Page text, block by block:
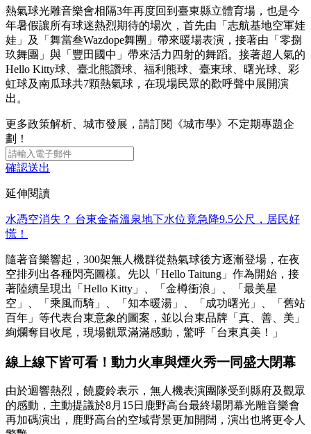
熱氣球光雕音樂會相隔3年再度回到臺東縣立體育場，也是今
年暑假讓所有球迷熱烈期待的場次，首先由「志航基地空軍娃
娃」及「舞當叁Wazdope舞團」帶來暖場表演，接著由「零捌
玖舞團」與「豐田國中」帶來活力四射的舞蹈。接著超人氣的
Hello Kitty球、臺北熊讚球、福利熊球、臺東球、曙光球、彩
虹球及南瓜球共7顆熱氣球，在現場民眾的歡呼聲中展開演
出。
更多政策解析、城市發展，請訂閱《城市學》不定期專題企
劃！
確認送出
延伸閱讀
水憑空消失？ 台東金崙溫泉地下水位竟急降9.5公尺，居民好
慌！
隨著音樂響起，300架無人機群從熱氣球後方逐漸登場，在夜
空排列出各種閃亮圖樣。先以「Hello Taitung」作為開始，接
著陸續呈現出「Hello Kitty」、「金樽衝浪」、「最美星
空」、「乘風而騎」、「知本暖湯」、「成功曙光」、「舊站
百年」等代表台東意象的圖案，並以台東品牌「真、善、美」
絢爛奪目收尾，現場觀眾滿滿感動，驚呼「台東真美！」
線上線下皆可看！動力火車與煙火秀一同盛大閉幕
由於迴響熱烈，饒慶鈴表示，無人機表演團隊受到縣府及觀眾
的感動，主動提議於8月15日鹿野高台最終場閉幕光雕音樂會
再加碼演出，鹿野高台的空域背景更加開闊，演出也將更令人